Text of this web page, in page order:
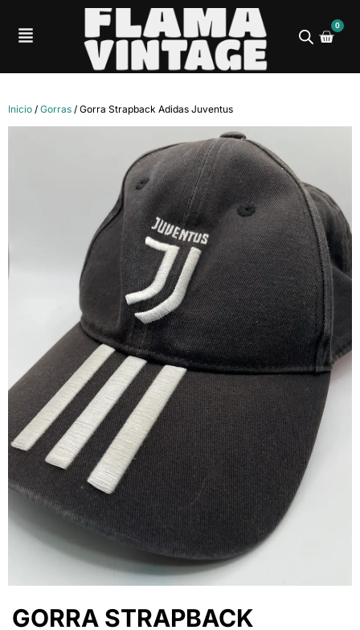
0
Inicio / Gorras / Gorra Strapback Adidas Juventus
GORRA STRAPBACK